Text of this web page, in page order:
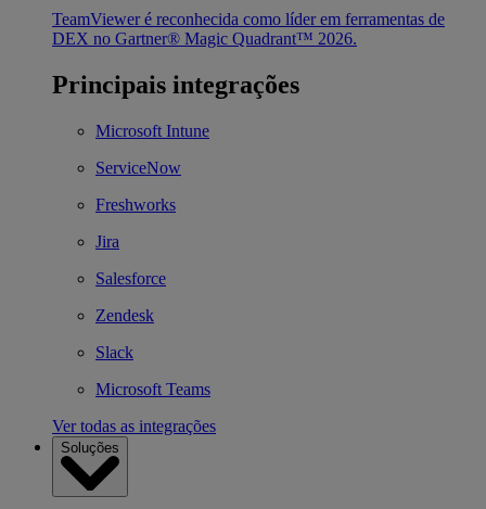
TeamViewer é reconhecida como líder em ferramentas de
DEX no Gartner® Magic Quadrant™ 2026.
Principais integrações
Microsoft Intune
ServiceNow
Freshworks
Jira
Salesforce
Zendesk
Slack
Microsoft Teams
Ver todas as integrações
Soluções